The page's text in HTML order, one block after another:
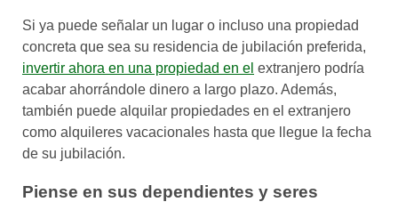
Si ya puede señalar un lugar o incluso una propiedad
concreta que sea su residencia de jubilación preferida,
invertir ahora en una propiedad en el extranjero podría
acabar ahorrándole dinero a largo plazo. Además,
también puede alquilar propiedades en el extranjero
como alquileres vacacionales hasta que llegue la fecha
de su jubilación.
Piense en sus dependientes y seres